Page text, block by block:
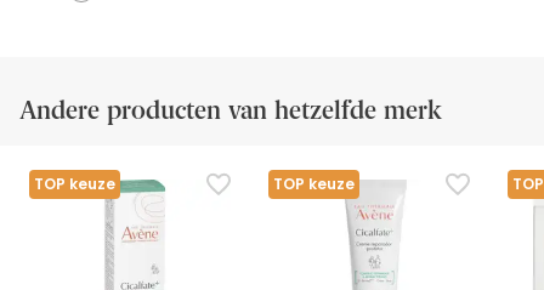
Andere producten van hetzelfde merk
TOP keuze TOP keuze